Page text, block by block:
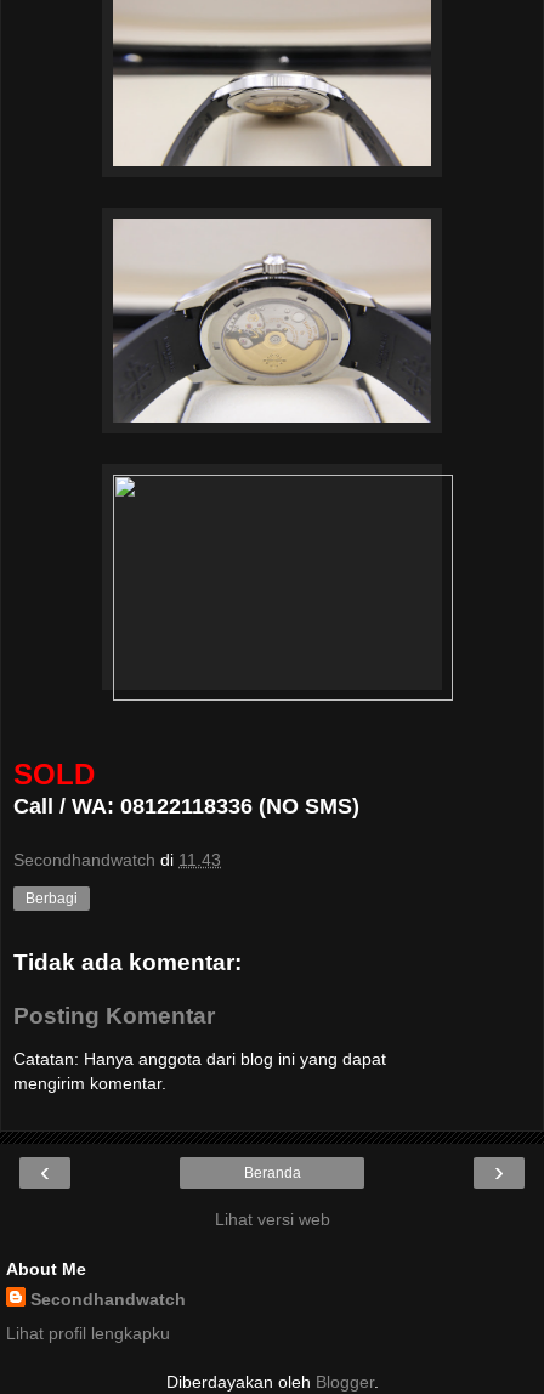
SOLD
Call / WA: 08122118336 (NO SMS)
Secondhandwatch di 11.43
Berbagi
Tidak ada komentar:
Posting Komentar
Catatan: Hanya anggota dari blog ini yang dapat
mengirim komentar.
‹ ›
Beranda
Lihat versi web
About Me
Secondhandwatch
Lihat profil lengkapku
Diberdayakan oleh Blogger.